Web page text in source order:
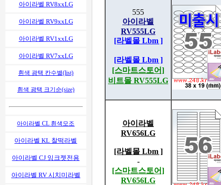
아이라벨 RV8xxLG
아이라벨 RV9xxLG
아이라벨 RV1xxLG
아이라벨 RV7xxLG
흰색 광택 칸수별(list)
흰색 광택 크기순(size)
아이라벨 CL 흰색모조
아이라벨 KL 찰떡라벨
아이라벨 CJ 잉크젯전용
아이라벨 RV 시치미라벨
555
아이라벨
RV555LG
[라벨몰 Lbm ]
[라벨몰 Lbm ]
[스마트스토어]
비트몰 RV555LG
아이라벨
RV656LG
[라벨몰 Lbm ]
-
[스마트스토어]
RV656LG